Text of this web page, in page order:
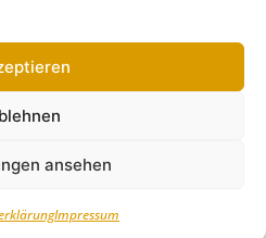
ansehen
Impressum